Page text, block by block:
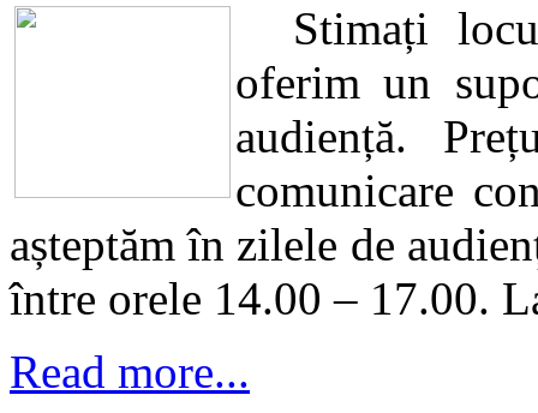
Stimați
oferim un
audiență.
comunicare
așteptăm în zilele de
între orele 14.00 – 17.00.
Read more...